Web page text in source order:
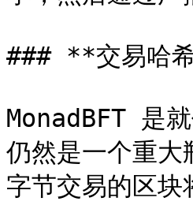
### **交易哈
MonadBFT 是
仍然是一个重
字节交易的区